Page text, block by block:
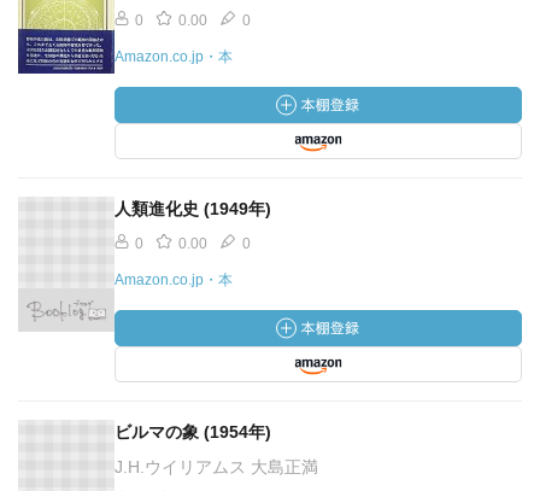
0 0.00 0
Amazon.co.jp・本
人類進化史 (1949年)
0 0.00 0
Amazon.co.jp・本
ビルマの象 (1954年)
J.H.ウイリアムス 大島正満